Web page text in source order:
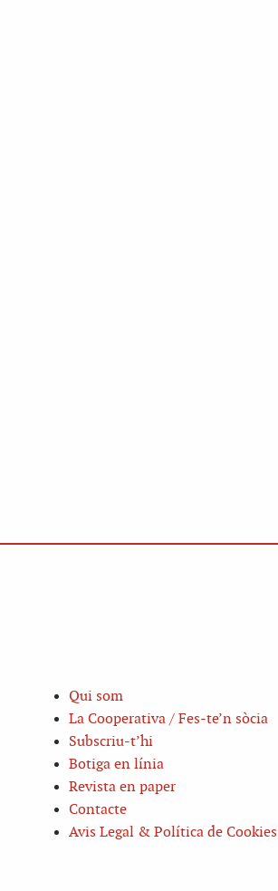
Qui som
La Cooperativa / Fes-te’n sòcia
Subscriu-t’hi
Botiga en línia
Revista en paper
Contacte
Avis Legal & Política de Cookies